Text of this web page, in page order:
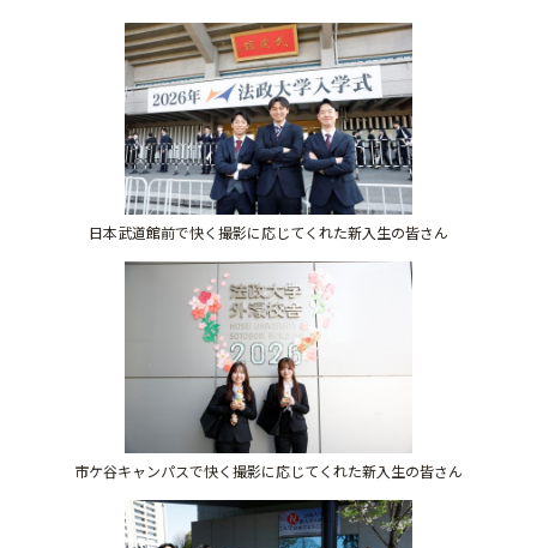
日本武道館前で快く撮影に応じてくれた新入生の皆さん
市ケ谷キャンパスで快く撮影に応じてくれた新入生の皆さん